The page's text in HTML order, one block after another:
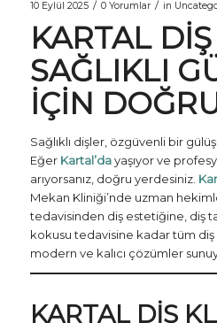
10 Eylül 2025 / 0 Yorumlar / in
KARTAL
SAĞLIKLI
İÇIN
Sağlıklı dişler, özgüvenli bir
Eğer Kartal’dayaşıyor ve
arıyorsanız, doğru yerdesiniz.
Mekan Kliniği’nde uzman
tedavisinden diş estetiğine, diş
kokusu tedavisine kadar tüm diş
modern ve kalıcı çözümler
KARTAL DIŞ